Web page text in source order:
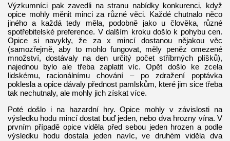
Výzkumníci pak zavedli na stranu nabídky konkurenci, když
opice mohly měnit minci za různé věci. Každé chutnalo něco
jiného a každá tedy měla, podobně jako u člověka, různé
spotřebitelské preference. V dalším kroku došlo k pohybu cen.
Opice si navykly, že za x mincí dostanou nějakou věc
(samozřejmě, aby to mohlo fungovat, měly peněz omezené
množství, dostávaly na den určitý počet stříbrných plíšků),
najednou bylo ale třeba zaplatit víc. Opět došlo ke zcela
lidskému, racionálnímu chování – po zdražení poptávka
poklesla a opice dávaly přednost pamlskům, které jim sice třeba
tak nechutnaly, ale mohly jich získat více.
Poté došlo i na hazardní hry. Opice mohly v závislosti na
výsledku hodu mincí dostat buď jeden, nebo dva hrozny vína. V
prvním případě opice viděla před sebou jeden hrozen a podle
výsledku hodu dostala jeden navíc, ve druhém viděla dva